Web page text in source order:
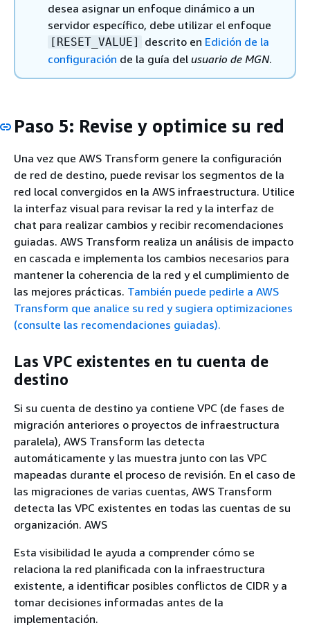
desea asignar un enfoque dinámico a un
servidor específico, debe utilizar el enfoque
[RESET_VALUE] descrito en Edición de la
configuración de la guía del usuario de MGN.
Paso 5: Revise y optimice su red
Una vez que AWS Transform genere la configuración
de red de destino, puede revisar los segmentos de la
red local convergidos en la AWS infraestructura. Utilice
la interfaz visual para revisar la red y la interfaz de
chat para realizar cambios y recibir recomendaciones
guiadas. AWS Transform realiza un análisis de impacto
en cascada e implementa los cambios necesarios para
mantener la coherencia de la red y el cumplimiento de
las mejores prácticas. También puede pedirle a AWS
Transform que analice su red y sugiera optimizaciones
(consulte las recomendaciones guiadas).
Las VPC existentes en tu cuenta de
destino
Si su cuenta de destino ya contiene VPC (de fases de
migración anteriores o proyectos de infraestructura
paralela), AWS Transform las detecta
automáticamente y las muestra junto con las VPC
mapeadas durante el proceso de revisión. En el caso de
las migraciones de varias cuentas, AWS Transform
detecta las VPC existentes en todas las cuentas de su
organización. AWS
Esta visibilidad le ayuda a comprender cómo se
relaciona la red planificada con la infraestructura
existente, a identificar posibles conflictos de CIDR y a
tomar decisiones informadas antes de la
implementación.